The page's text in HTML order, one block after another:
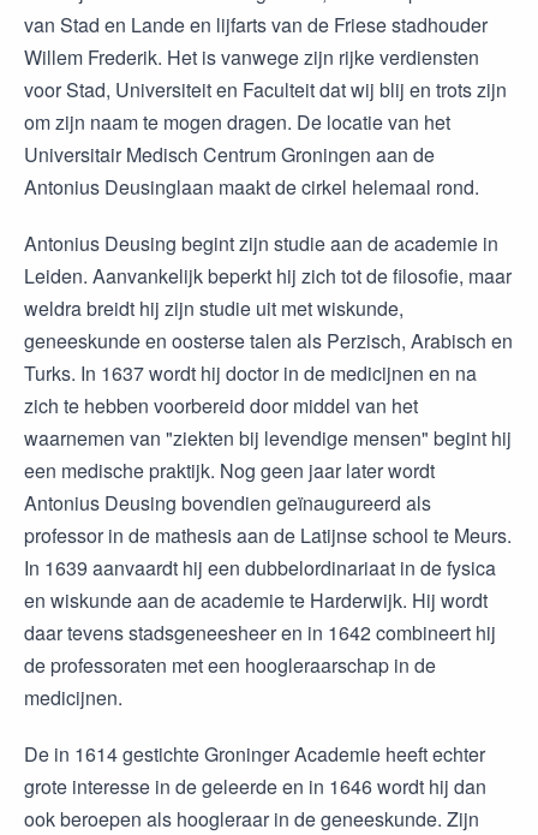
van Stad en Lande en lijfarts van de Friese stadhouder
Willem Frederik. Het is vanwege zijn rijke verdiensten
voor Stad, Universiteit en Faculteit dat wij blij en trots zijn
om zijn naam te mogen dragen. De locatie van het
Universitair Medisch Centrum Groningen aan de
Antonius Deusinglaan maakt de cirkel helemaal rond.
Antonius Deusing begint zijn studie aan de academie in
Leiden. Aanvankelijk beperkt hij zich tot de filosofie, maar
weldra breidt hij zijn studie uit met wiskunde,
geneeskunde en oosterse talen als Perzisch, Arabisch en
Turks. In 1637 wordt hij doctor in de medicijnen en na
zich te hebben voorbereid door middel van het
waarnemen van "ziekten bij levendige mensen" begint hij
een medische praktijk. Nog geen jaar later wordt
Antonius Deusing bovendien geïnaugureerd als
professor in de mathesis aan de Latijnse school te Meurs.
In 1639 aanvaardt hij een dubbelordinariaat in de fysica
en wiskunde aan de academie te Harderwijk. Hij wordt
daar tevens stadsgeneesheer en in 1642 combineert hij
de professoraten met een hoogleraarschap in de
medicijnen.
De in 1614 gestichte Groninger Academie heeft echter
grote interesse in de geleerde en in 1646 wordt hij dan
ook beroepen als hoogleraar in de geneeskunde. Zijn